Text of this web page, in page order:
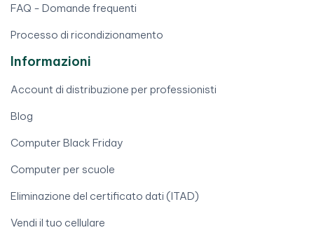
FAQ - Domande frequenti
Processo di ricondizionamento
Informazioni
Account di distribuzione per professionisti
Blog
Computer Black Friday
Computer per scuole
Eliminazione del certificato dati (ITAD)
Vendi il tuo cellulare